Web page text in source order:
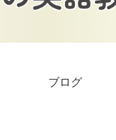
ブログ